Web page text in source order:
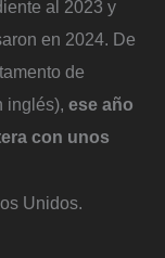
al 2023 y
en 2024. De
de
inglés), ese año
con unos
Unidos.